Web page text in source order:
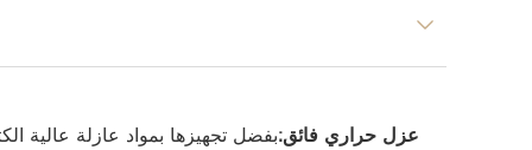
1. عزل حراري فائق:بفضل تجهيزها بمواد عازلة عالية